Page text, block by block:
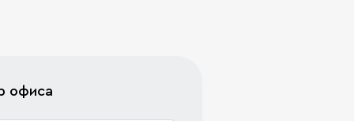
офиса